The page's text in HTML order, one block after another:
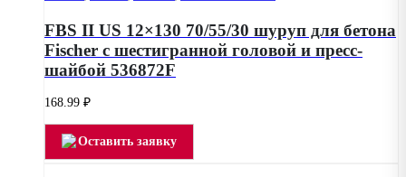
FBS II US 12×130 70/55/30 шуруп для бетона
Fischer с шестигранной головой и пресс-
шайбой 536872F
168.99 ₽
Оставить заявку